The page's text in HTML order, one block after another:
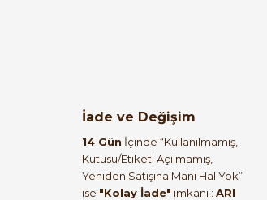
İade ve Değişim
14 Gün İçinde “Kullanılmamış,
Kutusu/Etiketi Açılmamış,
Yeniden Satışına Mani Hal Yok”
ise "Kolay İade" imkanı : ARI